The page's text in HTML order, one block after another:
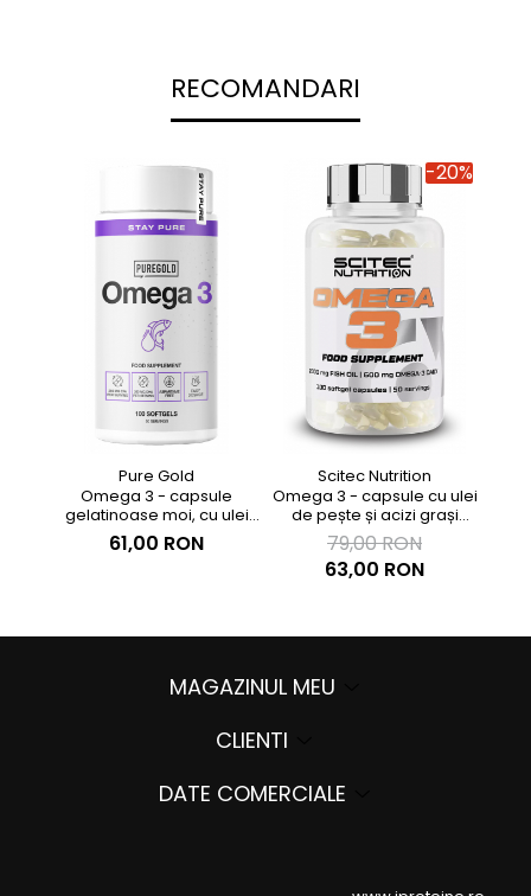
RECOMANDARI
Pure Gold
Omega 3 - capsule
gelatinoase moi, cu ulei
de pește cu EPA și DHA
61,00 RON
-20%
Scitec Nutrition
Omega 3 - capsule cu ulei
de pește și acizi grași
omega-3
79,00 RON
63,00 RON
MAGAZINUL MEU
CLIENTI
DATE COMERCIALE